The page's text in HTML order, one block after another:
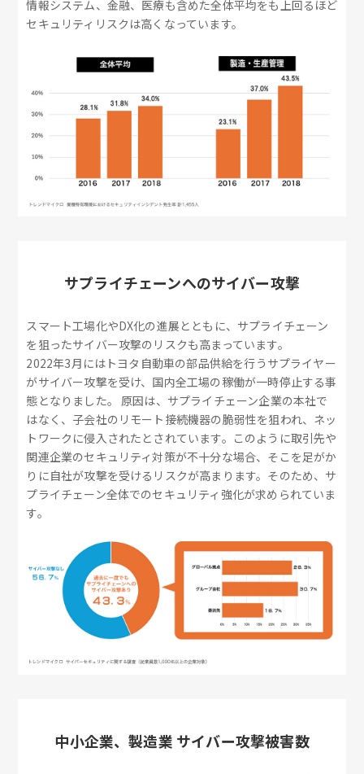
情報システム、金融、医療も含めた全体平均をも上回るほど
セキュリティリスクは高くなっています。
サプライチェーンへのサイバー攻撃
スマート工場化やDX化の進展とともに、サプライチェーン
を狙ったサイバー攻撃のリスクも高まっています。
2022年3月にはトヨタ自動車の部品供給を行うサプライヤー
がサイバー攻撃を受け、国内全工場の稼働が一時停止する事
態となりました。 原因は、サプライチェーン企業の本社で
はなく、子会社のリモート接続機器の脆弱性を狙われ、ネッ
トワークに侵入されたとされています。このように取引先や
関連企業のセキュリティ対策が不十分な場合、そこを足がか
りに自社が攻撃を受けるリスクが高まります。そのため、サ
プライチェーン全体でのセキュリティ強化が求められていま
す。
中小企業、製造業 サイバー攻撃被害数